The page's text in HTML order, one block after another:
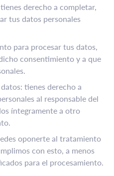
derecho a completar,
tus datos personales
para procesar tus datos,
consentimiento y a que
tienes derecho a
al responsable del
íntegramente a otro
oponerte al tratamiento
con esto, a menos
para el procesamiento.